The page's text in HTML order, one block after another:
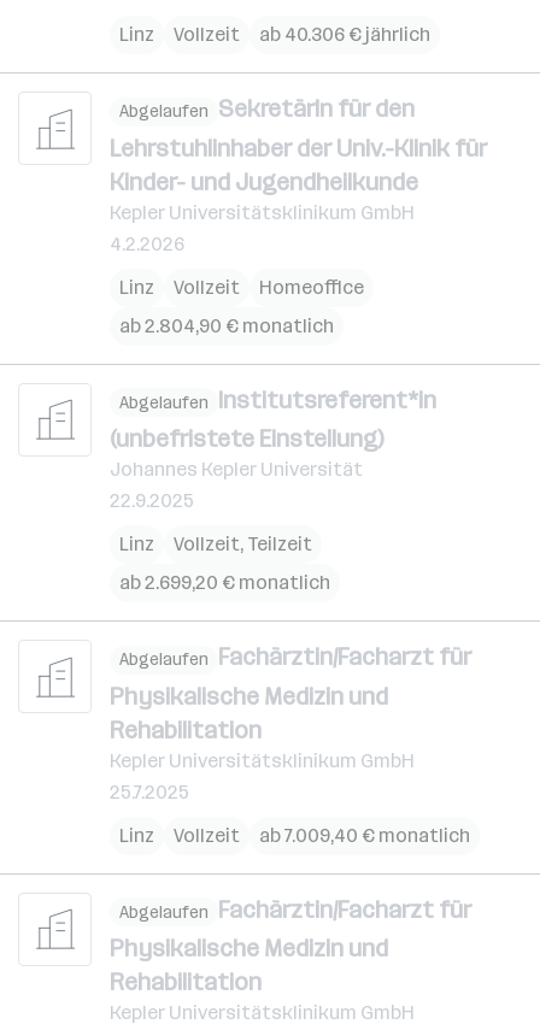
Linz
Vollzeit ab 40.306 € jährlich
Abgelaufen SekretärIn für den
Lehrstuhlinhaber der Univ.-Klinik für
Kinder- und Jugendheilkunde
Kepler Universitätsklinikum GmbH
4.2.2026
Linz
Vollzeit
Homeoffice
ab 2.804,90 € monatlich
Abgelaufen Institutsreferent*in
(unbefristete Einstellung)
Johannes Kepler Universität
22.9.2025
Linz
Vollzeit, Teilzeit
ab 2.699,20 € monatlich
Abgelaufen Fachärztin/Facharzt für
Physikalische Medizin und
Rehabilitation
Kepler Universitätsklinikum GmbH
25.7.2025
Linz
Vollzeit ab 7.009,40 € monatlich
Abgelaufen Fachärztin/Facharzt für
Physikalische Medizin und
Rehabilitation
Kepler Universitätsklinikum GmbH